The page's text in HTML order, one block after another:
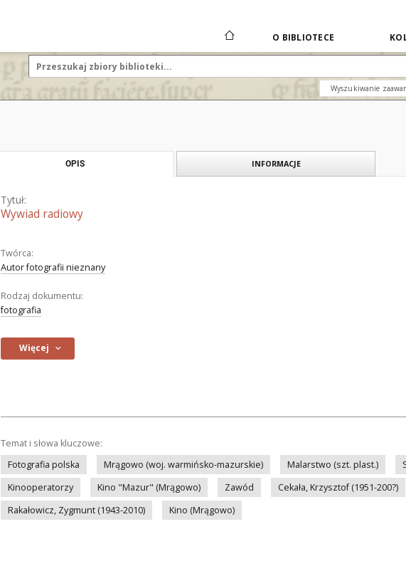
O BIBLIOTECE
Wyszukiwanie
OPIS INFORMACJE
Tytuł:
Wywiad radiowy
Twórca:
Autor fotografii nieznany
Rodzaj dokumentu:
fotografia
Więcej
Temat i słowa kluczowe:
Fotografia polska
Mrągowo (woj. warmińsko-mazurskie) Malarstwo (szt. plast.)
Kinooperatorzy
Kino "Mazur" (Mrągowo) Zawód
Cekała, Krzysztof (1951-200?)
Rakałowicz, Zygmunt (1943-2010)
Kino (Mrągowo)